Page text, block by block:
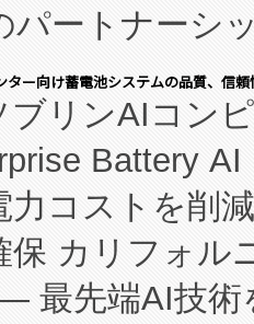
パートナーシ
社の実績ある
(FCCM™) プ
オ医薬品製造
バッチ施設の
ライチェーン
性が高く、持
ー向け蓄電池システムの品質、信
ブリンAIコン
Battery
力コストを削
保 カリフォル
最先端AI技術